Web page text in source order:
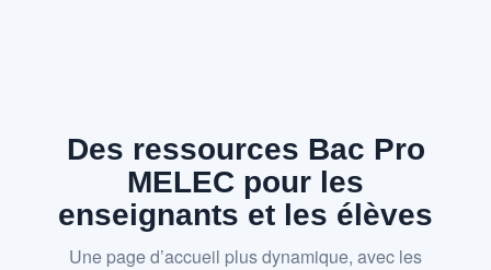
Des ressources Bac Pro
MELEC pour les
enseignants et les élèves
Une page d’accueil plus dynamique, avec les